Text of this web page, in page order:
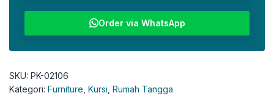
Order via WhatsApp
SKU: PK-02106
Kategori: Furniture Kursi Rumah Tangga